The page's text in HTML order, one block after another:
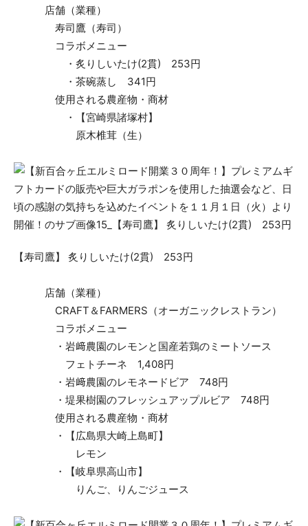
店舗（業種）
寿司鷹（寿司）
コラボメニュー
・炙りしいたけ(2貫) 253円
・茶碗蒸し 341円
使用される農産物・商材
・【宮崎県諸塚村】
原木椎茸（生）
【寿司鷹】 炙りしいたけ(2貫) 253円
店舗（業種）
CRAFT＆FARMERS（オーガニックレストラン）
コラボメニュー
・岩﨑農園のレモンと国産若鶏のミートソース
フェトチーネ 1,408円
・岩﨑農園のレモネードビア 748円
・堤果樹園のフレッシュアップルビア 748円
使用される農産物・商材
・【広島県大崎上島町】
レモン
・【岐阜県高山市】
りんご、りんごジュース